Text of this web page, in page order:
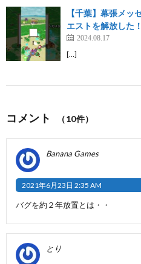
【千葉】幕張メッ
エストを解放した！
2024.08.17
[…]
コメント （10件）
Banana Games
2021年6月23日 2:35 AM
バグを約２年放置とは・・
とり